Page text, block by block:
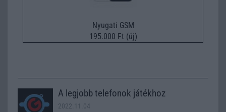
Nyugati GSM
195.000 Ft (új)
A legjobb telefonok játékhoz
2022.11.04